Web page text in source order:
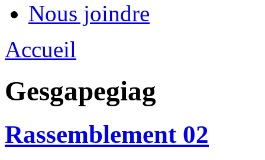
Nous joindre
Accueil
Gesgapegiag
Rassemblement 02